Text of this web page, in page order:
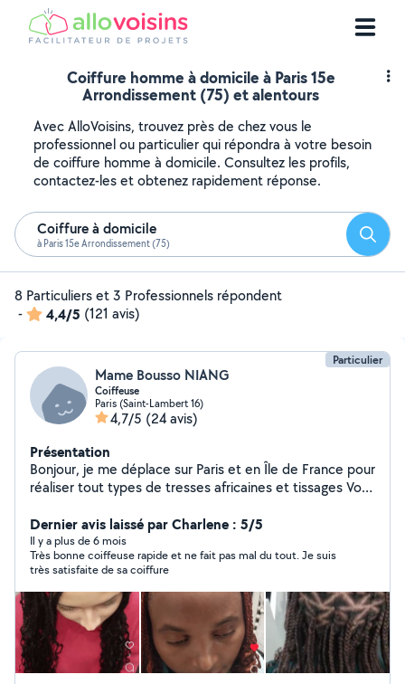
Coiffure homme à domicile à Paris 15e
Arrondissement (75) et alentours
Avec AlloVoisins, trouvez près de chez vous le
professionnel ou particulier qui répondra à votre besoin
de coiffure homme à domicile. Consultez les profils,
contactez-les et obtenez rapidement réponse.
Coiffure à domicile
à Paris 15e Arrondissement (75)
8 Particuliers et 3 Professionnels répondent
-
4,4/5 (121 avis)
Particulier
Mame Bousso NIANG
Coiffeuse
Paris (Saint-Lambert 16)
4,7/5 (24 avis)
Présentation
Bonjour, je me déplace sur Paris et en Île de France pour
réaliser tout types de tresses africaines et tissages Vous
Instagram @lareinedestressessenegalaises
Dernier avis laissé par Charlene : 5/5
Il y a plus de 6 mois
Très bonne coiffeuse rapide et ne fait pas mal du tout. Je suis
très satisfaite de sa coiffure